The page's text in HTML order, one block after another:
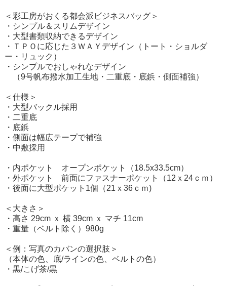
＜彩工房がおくる都会派ビジネスバッグ＞
・シンプル＆スリムデザイン
・大型書類収納できるデザイン
・ＴＰＯに応じた３ＷＡＹデザイン（トート・ショルダ
ー・リュック）
・シンプルでおしゃれなデザイン
（9号帆布撥水加工生地・二重底・底鋲・側面補強）
＜仕様＞
・大型バックル採用
・二重底
・底鋲
・側面は幅広テープで補強
・中敷採用
・内ポケット オープンポケット（18.5x33.5cm）
・外ポケット 前面にファスナーポケット（12ｘ24ｃｍ）
・後面に大型ポケット1個（21ｘ36ｃｍ)
＜大きさ＞
・高さ 29cm ｘ 横 39cm ｘ マチ 11cm
・重量（ベルト除く）980g
＜例：写真のカバンの選択肢＞
（本体の色、底/ラインの色、ベルトの色）
・黒/こげ茶/黒